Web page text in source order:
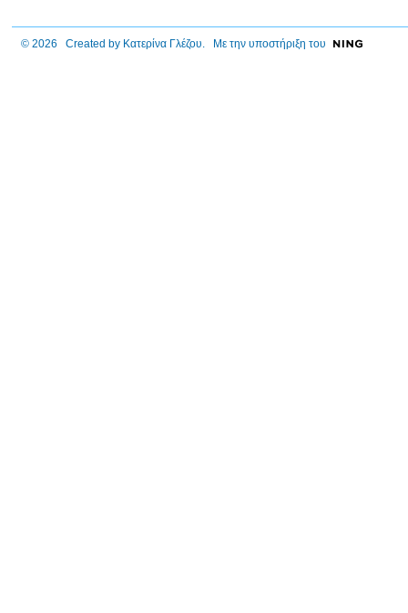
© 2026 Created by Κατερίνα Γλέζου . Με την υποστήριξη του